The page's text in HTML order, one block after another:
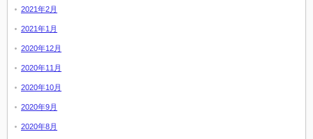
2021年2月
2021年1月
2020年12月
2020年11月
2020年10月
2020年9月
2020年8月